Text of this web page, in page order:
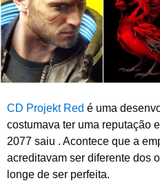
CD Projekt Red é uma
costumava ter uma reputação
2077 saiu . Acontece que a
acreditavam ser diferente dos
longe de ser perfeita.